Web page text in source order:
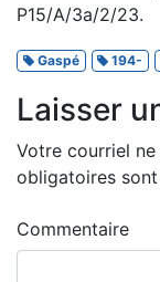
P15/A/3a/2/23.
Gaspé 194-
Laisser
Votre courriel
obligatoires
Commentaire